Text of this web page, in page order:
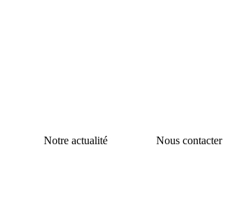
Notre actualité Nous contacter